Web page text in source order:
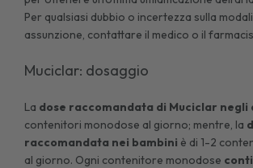
Per qualsiasi dubbio o incertezza sulla
assunzione, contattare il medico o il
Muciclar: dosaggio
La dose raccomandata di Muciclar negli
contenitori monodose al giorno; mentre, la
raccomandata nei bambini è di 1-2
al giorno. Ogni contenitore monodose